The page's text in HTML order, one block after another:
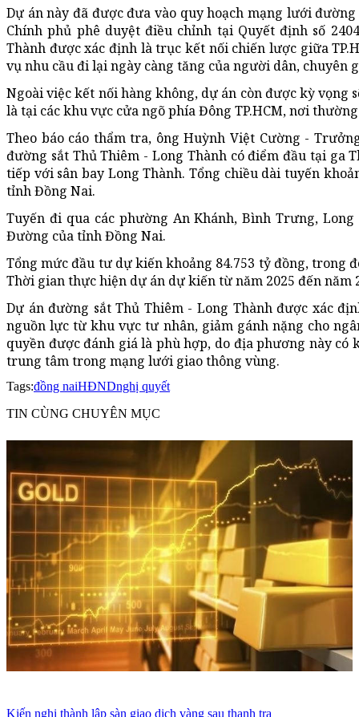
Dự án này đã được đưa vào quy hoạch mạng lưới
Chính phủ phê duyệt điều chỉnh tại Quyết định số
Thành được xác định là trục kết nối chiến lược giữa
vụ nhu cầu đi lại ngày càng tăng của người dân, chuyên
Ngoài việc kết nối hàng không, dự án còn được kỳ vọng
là tại các khu vực cửa ngõ phía Đông TP.HCM, nơi
Theo báo cáo thẩm tra, ông Huỳnh Việt Cường -
đường sắt Thủ Thiêm - Long Thành có điểm đầu tại ga
tiếp với sân bay Long Thành. Tổng chiều dài tuyến
tỉnh Đồng Nai.
Tuyến đi qua các phường An Khánh, Bình Trưng,
Đường của tỉnh Đồng Nai.
Tổng mức đầu tư dự kiến khoảng 84.753 tỷ đồng, trong
Thời gian thực hiện dự án dự kiến từ năm 2025 đến năm
Dự án đường sắt Thủ Thiêm - Long Thành được xác
nguồn lực từ khu vực tư nhân, giảm gánh nặng cho
quyền được đánh giá là phù hợp, do địa phương này
trung tâm trong mạng lưới giao thông vùng.
Tags:đồng naiHĐNDnghị quyết
TIN CÙNG CHUYÊN MỤC
Kiến nghị thành lập sàn giao dịch vàng sau thanh tra